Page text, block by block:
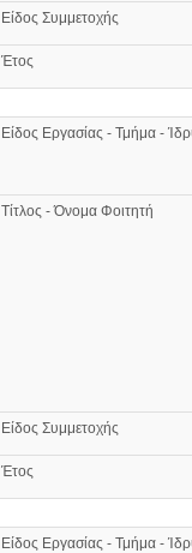
Είδος Συμμετοχής
Έτος
Είδος Εργασίας - Τμήμα -
Τίτλος - Όνομα Φοιτητή
Είδος Συμμετοχής
Έτος
Είδος Εργασίας - Τμήμα -